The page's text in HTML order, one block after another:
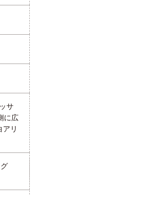
サ
に広
リ
グ